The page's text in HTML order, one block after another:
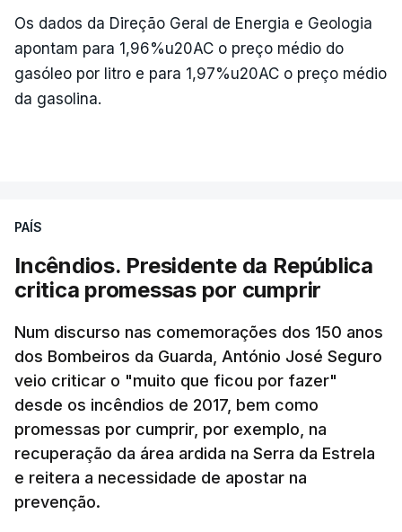
Os dados da Direção Geral de Energia e Geologia
apontam para 1,96%u20AC o preço médio do
gasóleo por litro e para 1,97%u20AC o preço médio
da gasolina.
PAÍS
Incêndios. Presidente da República
critica promessas por cumprir
Num discurso nas comemorações dos 150 anos
dos Bombeiros da Guarda, António José Seguro
veio criticar o "muito que ficou por fazer"
desde os incêndios de 2017, bem como
promessas por cumprir, por exemplo, na
recuperação da área ardida na Serra da Estrela
e reitera a necessidade de apostar na
prevenção.